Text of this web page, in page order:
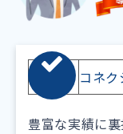
01 コネ
豊富な実績に